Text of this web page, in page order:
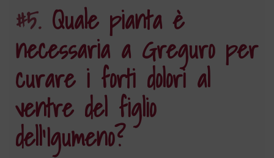
#5.Quale pianta è
necessaria a Greguro per
curare i forti dolori al
ventre del figlio
dell’Igumeno?